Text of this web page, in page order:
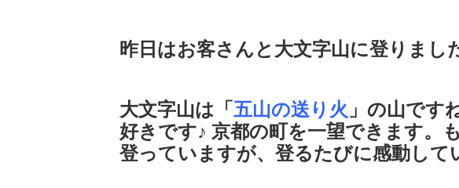
昨日はお客さんと大文字山に登りまし
大文字山は「五山の送り火 」の山です
好きです♪ 京都の町を一望できます。
登っていますが、登るたびに感動して